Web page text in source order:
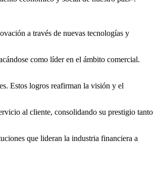
a través de nuevas tecnologías y
como líder en el ámbito comercial.
Estos logros reafirman la visión y el
al cliente, consolidando su prestigio tanto
que lideran la industria financiera a